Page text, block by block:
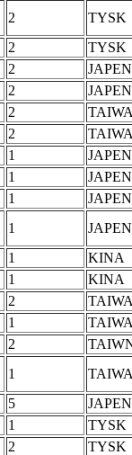
2
TYSK
2
TYSK
2
JAPEN
2
JAPEN
2
2
1
JAPEN
1
JAPEN
1
JAPEN
1
JAPEN
1
KINA
1
KINA
2
1
2
1
5
JAPEN
1
TYSK
2
TYSK